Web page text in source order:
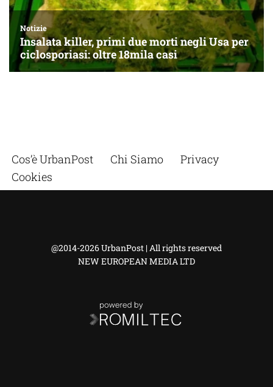
Cos’è UrbanPost Chi Siamo
Privacy
Cookies
@2014-2026 UrbanPost | All rights reserved
NEW EUROPEAN MEDIA LTD